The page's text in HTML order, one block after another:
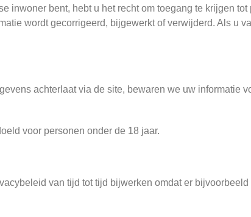
inwoner bent, hebt u het recht om toegang te krijgen
wordt gecorrigeerd, bijgewerkt of verwijderd. Als u
achterlaat via de site, bewaren we uw informatie
voor personen onder de 18 jaar.
van tijd tot tijd bijwerken omdat er